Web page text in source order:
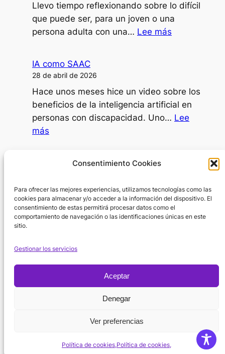
Consentimiento Cookies
Para ofrecer las mejores experiencias, utilizamos tecnologías como las
cookies para almacenar y/o acceder a la información del dispositivo. El
consentimiento de estas permitirá procesar datos como el
comportamiento de navegación o las identificaciones únicas en este
sitio.
Gestionar los servicios
Aceptar
Denegar
Ver preferencias
Política de cookies,Política de cookies,
ponencias
con
mi
Llevo tiempo reflexionando sobre lo difícil
que puede ser, para un joven o una
persona adulta con una… Lee más
decidir
ir
al
IA como SAAC
28 de abril de 2026
Hace unos meses hice un video sobre los
beneficios de la inteligencia artificial en
personas con discapacidad. Uno… Lee
más
Día Internacional de la Mujer
En el Día Internacional de la Mujer surge
una pregunta inevitable: ¿por dónde
empezar cuando hablamos de la…Lee
Política de
Aviso regal